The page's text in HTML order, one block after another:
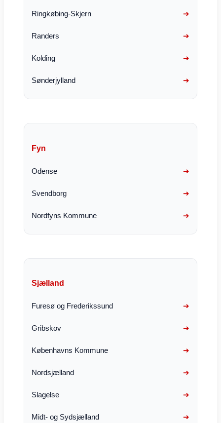
Ringkøbing-Skjern
Randers
Kolding
Sønderjylland
Fyn
Odense
Svendborg
Nordfyns Kommune
Sjælland
Furesø og Frederikssund
Gribskov
Københavns Kommune
Nordsjælland
Slagelse
Midt- og Sydsjælland